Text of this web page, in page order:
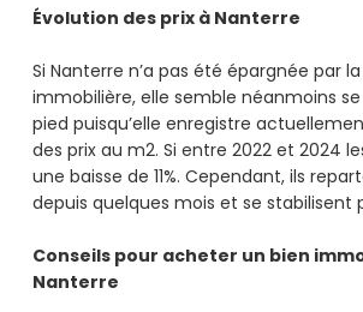
Évolution des prix à Nanterre
Si Nanterre n’a pas été épargnée par
immobilière, elle semble néanmoins
pied puisqu’elle enregistre
des prix au m2. Si entre 2022 et 2024
une baisse de 11%. Cependant, ils
depuis quelques mois et se stabilisent
Conseils pour acheter un bien
Nanterre